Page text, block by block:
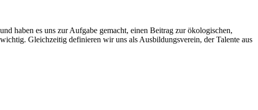
haben es uns zur Aufgabe gemacht, einen Beitrag zur ökologischen,
Gleichzeitig definieren wir uns als Ausbildungsverein, der Talente aus